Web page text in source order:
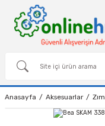
Anasayfa Aksesuarlar